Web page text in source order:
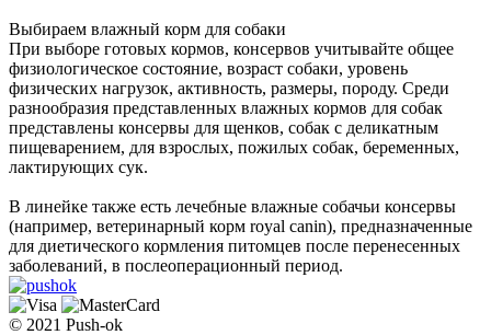
Выбираем влажный корм для собаки
При выборе готовых кормов, консервов учитывайте общее
физиологическое состояние, возраст собаки, уровень
физических нагрузок, активность, размеры, породу. Среди
разнообразия представленных влажных кормов для собак
представлены консервы для щенков, собак с деликатным
пищеварением, для взрослых, пожилых собак, беременных,
лактирующих сук.
В линейке также есть лечебные влажные собачьи консервы
(например, ветеринарный корм royal canin), предназначенные
для диетического кормления питомцев после перенесенных
заболеваний, в послеоперационный период.
© 2021 Push-ok